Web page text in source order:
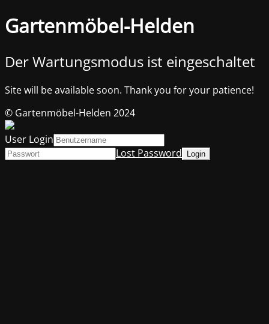
Gartenmöbel-Helden
Der Wartungsmodus ist eingeschaltet
Site will be available soon. Thank you for your patience!
© Gartenmöbel-Helden 2024
User Login
Lost Password